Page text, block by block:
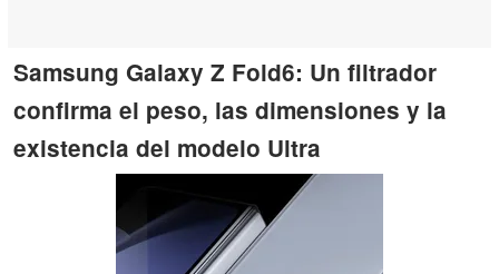
Samsung Galaxy Z Fold6: Un filtrador
confirma el peso, las dimensiones y la
existencia del modelo Ultra